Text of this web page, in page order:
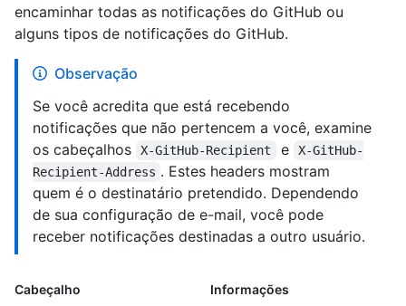
encaminhar todas as notificações do GitHub ou
alguns tipos de notificações do GitHub.
Observação
Se você acredita que está recebendo
notificações que não pertencem a você, examine
os cabeçalhos
X-GitHub-Recipient e
X-GitHub-
Recipient-Address . Estes headers mostram
quem é o destinatário pretendido. Dependendo
de sua configuração de e-mail, você pode
receber notificações destinadas a outro usuário.
Cabeçalho Informações